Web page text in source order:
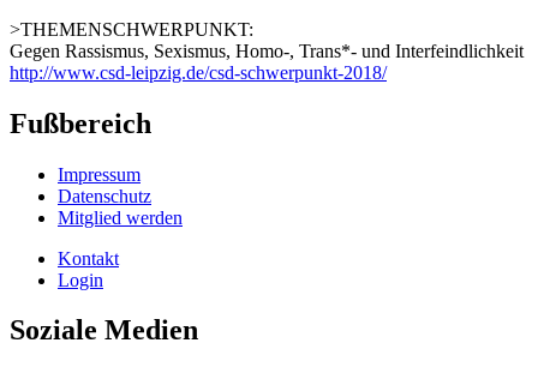
>THEMENSCHWERPUNKT:
Gegen Rassismus, Sexismus, Homo-, Trans*- und Interfeindlichkeit
http://www.csd-leipzig.de/csd-schwerpunkt-2018/
Fußbereich
Impressum
Datenschutz
Mitglied werden
Kontakt
Login
Soziale Medien